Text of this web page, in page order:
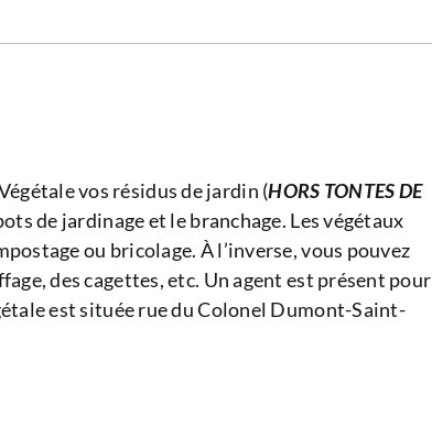
vos résidus de jardin (HORS TONTES DE
de jardinage et le branchage. Les végétaux
ou bricolage. À l’inverse, vous pouvez
des cagettes, etc. Un agent est présent pour
est située rue du Colonel Dumont-Saint-